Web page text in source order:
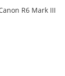
R6 Mark III